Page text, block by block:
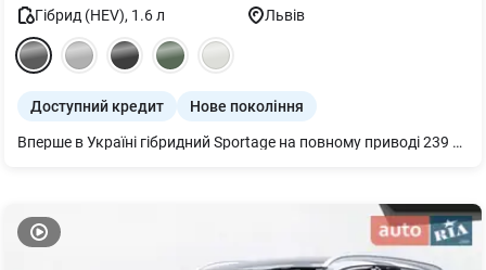
Гібрид (HEV), 1.6л Львів
Доступний кредит Нове покоління
Вперше в Україні гібридний Sportage на повному приводі 239 к.с.!